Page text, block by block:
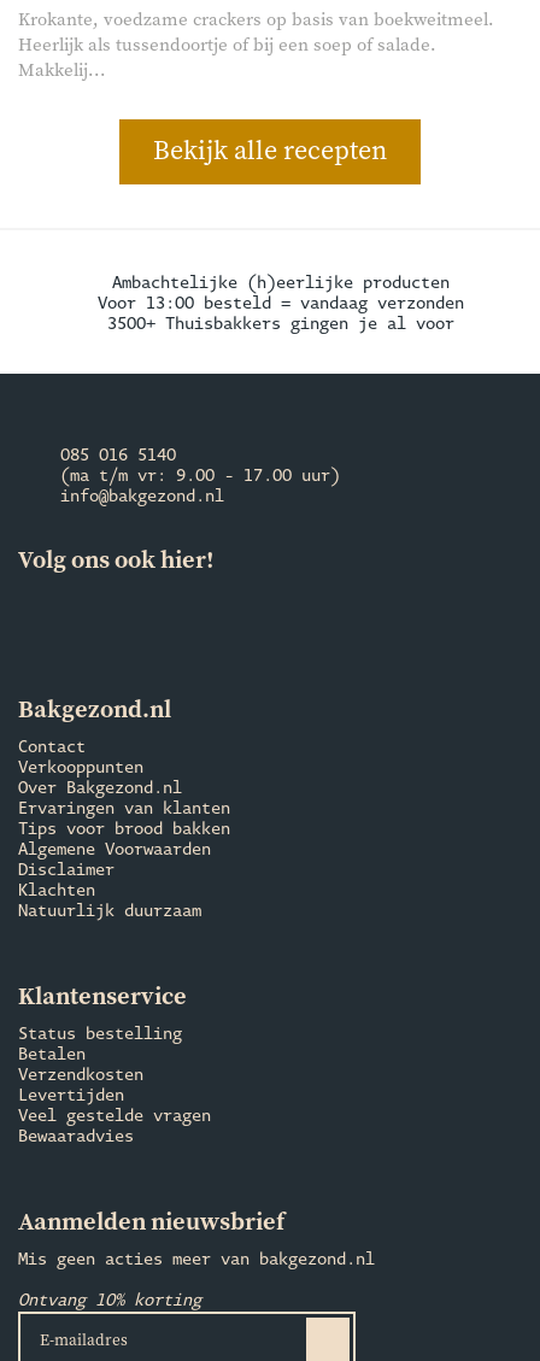
Krokante, voedzame crackers op basis van boekweitmeel.
Heerlijk als tussendoortje of bij een soep of salade.
Makkelij...
Bekijk alle recepten
Ambachtelijke (h)eerlijke producten
Voor 13:00 besteld = vandaag verzonden
3500+ Thuisbakkers gingen je al voor
085 016 5140
(ma t/m vr: 9.00 - 17.00 uur)
info@bakgezond.nl
Volg ons ook hier!
Bakgezond.nl
Contact
Verkooppunten
Over Bakgezond.nl
Ervaringen van klanten
Tips voor brood bakken
Algemene Voorwaarden
Disclaimer
Klachten
Natuurlijk duurzaam
Klantenservice
Status bestelling
Betalen
Verzendkosten
Levertijden
Veel gestelde vragen
Bewaaradvies
Aanmelden nieuwsbrief
Mis geen acties meer van bakgezond.nl
Ontvang 10% korting